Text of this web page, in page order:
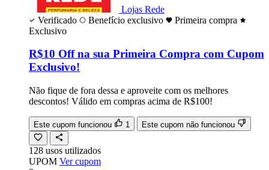
Lojas Rede
Verificado
Benefício exclusivo
Primeira compra
Exclusivo
R$10 Off na sua Primeira Compra com Cupom
Exclusivo!
Não fique de fora dessa e aproveite com os melhores
descontos! Válido em compras acima de R$100!
Este cupom funcionou 1 Este cupom não funcionou
128 usos utilizados
UPOM Ver cupom